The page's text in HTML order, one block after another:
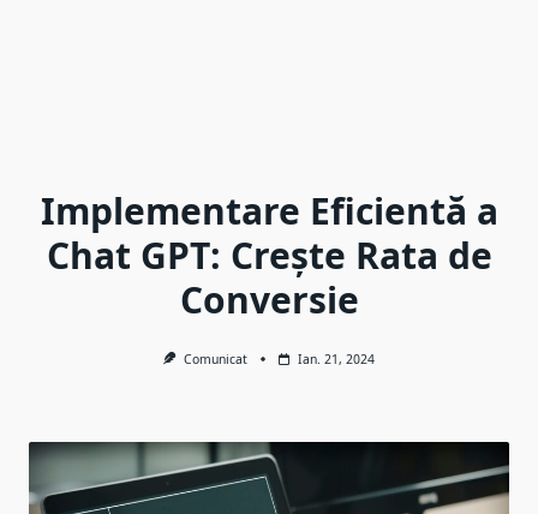
Implementare Eficientă a
Chat GPT: Crește Rata de
Conversie
Comunicat Ian. 21, 2024